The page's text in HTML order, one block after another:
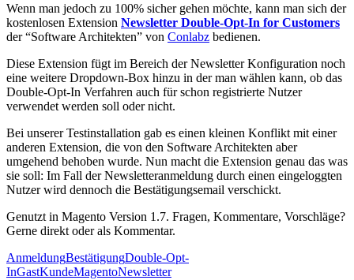
Wenn man jedoch zu 100% sicher gehen möchte, kann man sich der
kostenlosen Extension Newsletter Double-Opt-In for Customers
der “Software Architekten” von Conlabz bedienen.
Diese Extension fügt im Bereich der Newsletter Konfiguration noch
eine weitere Dropdown-Box hinzu in der man wählen kann, ob das
Double-Opt-In Verfahren auch für schon registrierte Nutzer
verwendet werden soll oder nicht.
Bei unserer Testinstallation gab es einen kleinen Konflikt mit einer
anderen Extension, die von den Software Architekten aber
umgehend behoben wurde. Nun macht die Extension genau das was
sie soll: Im Fall der Newsletteranmeldung durch einen eingeloggten
Nutzer wird dennoch die Bestätigungsemail verschickt.
Genutzt in Magento Version 1.7. Fragen, Kommentare, Vorschläge?
Gerne direkt oder als Kommentar.
AnmeldungBestätigungDouble-Opt-
InGastKundeMagentoNewsletter